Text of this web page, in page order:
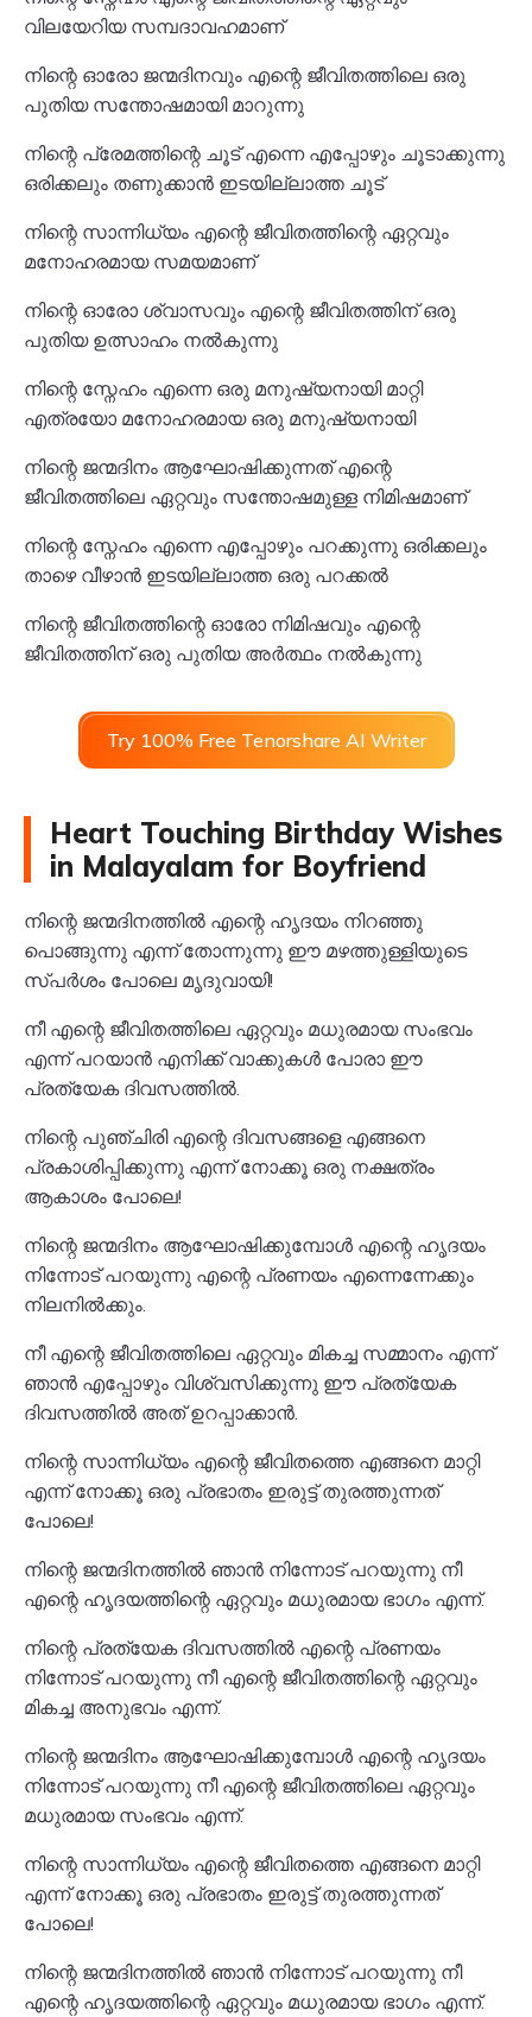
വിലയേറിയ സമ്പദാവഹമാണ്
നിന്റെ ഓരോ ജന്മദിനവും എന്റെ ജീവിതത്തിലെ ഒരു
പുതിയ സന്തോഷമായി മാറുന്നു
നിന്റെ പ്രേമത്തിന്റെ ചൂട് എന്നെ എപ്പോഴും ചൂടാക്കുന്നു
ഒരിക്കലും തണുക്കാൻ ഇടയില്ലാത്ത ചൂട്
നിന്റെ സാന്നിധ്യം എന്റെ ജീവിതത്തിന്റെ ഏറ്റവും
മനോഹരമായ സമയമാണ്
നിന്റെ ഓരോ ശ്വാസവും എന്റെ ജീവിതത്തിന് ഒരു
പുതിയ ഉത്സാഹം നൽകുന്നു
നിന്റെ സ്നേഹം എന്നെ ഒരു മനുഷ്യനായി മാറ്റി
എത്രയോ മനോഹരമായ ഒരു മനുഷ്യനായി
നിന്റെ ജന്മദിനം ആഘോഷിക്കുന്നത് എന്റെ
ജീവിതത്തിലെ ഏറ്റവും സന്തോഷമുള്ള നിമിഷമാണ്
നിന്റെ സ്നേഹം എന്നെ എപ്പോഴും പറക്കുന്നു ഒരിക്കലും
താഴെ വീഴാൻ ഇടയില്ലാത്ത ഒരു പറക്കൽ
നിന്റെ ജീവിതത്തിന്റെ ഓരോ നിമിഷവും എന്റെ
ജീവിതത്തിന് ഒരു പുതിയ അർത്ഥം നൽകുന്നു
Try 100% Free Tenorshare AI Writer
Heart Touching Birthday Wishes
in Malayalam for Boyfriend
നിന്റെ ജന്മദിനത്തിൽ എന്റെ ഹൃദയം നിറഞ്ഞു
പൊങ്ങുന്നു എന്ന് തോന്നുന്നു ഈ മഴത്തുള്ളിയുടെ
സ്പർശം പോലെ മൃദുവായി!
നീ എന്റെ ജീവിതത്തിലെ ഏറ്റവും മധുരമായ സംഭവം
എന്ന് പറയാൻ എനിക്ക് വാക്കുകൾ പോരാ ഈ
പ്രത്യേക ദിവസത്തിൽ.
നിന്റെ പുഞ്ചിരി എന്റെ ദിവസങ്ങളെ എങ്ങനെ
പ്രകാശിപ്പിക്കുന്നു എന്ന് നോക്കൂ ഒരു നക്ഷത്രം
ആകാശം പോലെ!
നിന്റെ ജന്മദിനം ആഘോഷിക്കുമ്പോൾ എന്റെ ഹൃദയം
നിന്നോട് പറയുന്നു എന്റെ പ്രണയം എന്നെന്നേക്കും
നിലനിൽക്കും.
നീ എന്റെ ജീവിതത്തിലെ ഏറ്റവും മികച്ച സമ്മാനം എന്ന്
ഞാൻ എപ്പോഴും വിശ്വസിക്കുന്നു ഈ പ്രത്യേക
ദിവസത്തിൽ അത് ഉറപ്പാക്കാൻ.
നിന്റെ സാന്നിധ്യം എന്റെ ജീവിതത്തെ എങ്ങനെ മാറ്റി
എന്ന് നോക്കൂ ഒരു പ്രഭാതം ഇരുട്ട് തുരത്തുന്നത്
പോലെ!
നിന്റെ ജന്മദിനത്തിൽ ഞാൻ നിന്നോട് പറയുന്നു നീ
എന്റെ ഹൃദയത്തിന്റെ ഏറ്റവും മധുരമായ ഭാഗം എന്ന്.
നിന്റെ പ്രത്യേക ദിവസത്തിൽ എന്റെ പ്രണയം
നിന്നോട് പറയുന്നു നീ എന്റെ ജീവിതത്തിന്റെ ഏറ്റവും
മികച്ച അനുഭവം എന്ന്.
നിന്റെ ജന്മദിനം ആഘോഷിക്കുമ്പോൾ എന്റെ ഹൃദയം
നിന്നോട് പറയുന്നു നീ എന്റെ ജീവിതത്തിലെ ഏറ്റവും
മധുരമായ സംഭവം എന്ന്.
നിന്റെ സാന്നിധ്യം എന്റെ ജീവിതത്തെ എങ്ങനെ മാറ്റി
എന്ന് നോക്കൂ ഒരു പ്രഭാതം ഇരുട്ട് തുരത്തുന്നത്
പോലെ!
നിന്റെ ജന്മദിനത്തിൽ ഞാൻ നിന്നോട് പറയുന്നു നീ
എന്റെ ഹൃദയത്തിന്റെ ഏറ്റവും മധുരമായ ഭാഗം എന്ന്.